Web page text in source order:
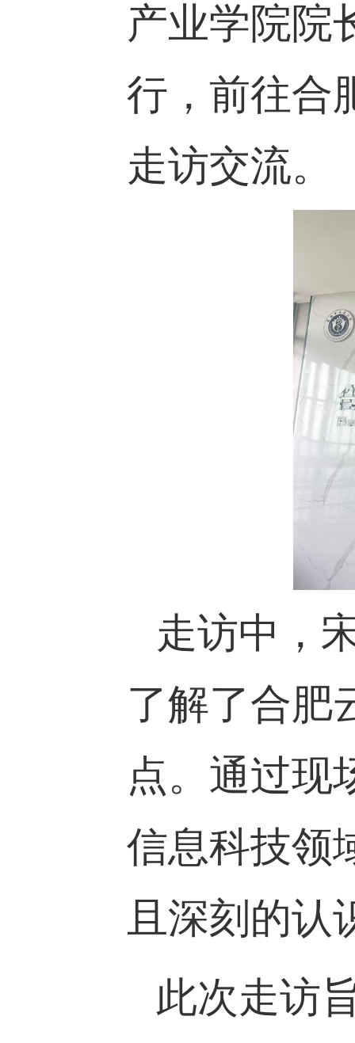
产业学院院
行，前往合
走访交流。
走访中，
了解了合肥
点。通过现
信息科技领
且深刻的认
此次走访